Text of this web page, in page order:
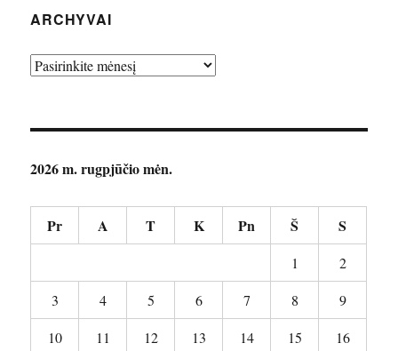
ARCHYVAI
Archyvai
2026 m. rugpjūčio mėn.
Pr A T K Pn Š S
1
2
3
4 5 6 7 8
9
10
11 12 13 14 15
16